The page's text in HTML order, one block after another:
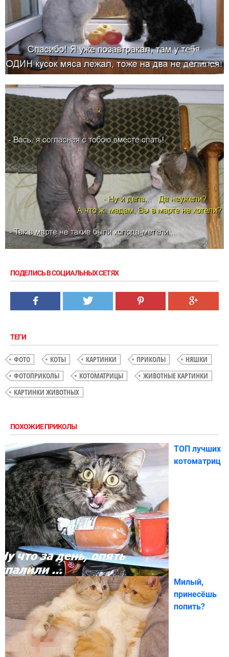
ПОДЕЛИСЬ В СОЦИАЛЬНЫХ СЕТЯХ
ТЕГИ
ФОТО КОТЫ КАРТИНКИ ПРИКОЛЫ
НЯШКИ
ФОТОПРИКОЛЫ
КОТОМАТРИЦЫ
ЖИВОТНЫЕ КАРТИНКИ
КАРТИНКИ ЖИВОТНЫХ
ПОХОЖИЕ ПРИКОЛЫ
ТОП лучших
котоматриц
Милый,
принесёшь
попить?